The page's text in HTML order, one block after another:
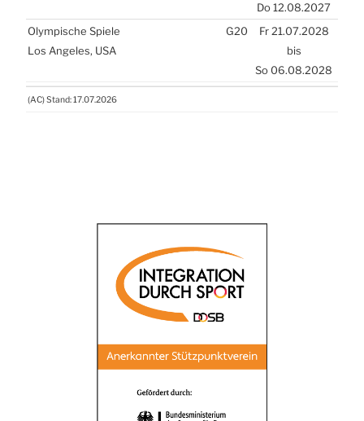
(AC) Stand: 17.07.2026
Do 12.08.2027
Olym­pi­sche Spie­le
Los Ange­les, USA
G20
Fr 21.07.2028
bis
So 06.08.2028
(AC) Stand: 17.07.2026